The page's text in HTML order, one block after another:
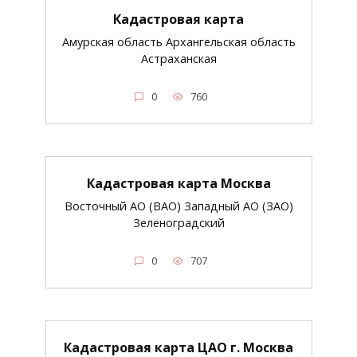
Кадастровая карта
Амурская область Архангельская область
Астраханская
0 760
Кадастровая карта Москва
Восточный АО (ВАО) Западный АО (ЗАО)
Зеленоградский
0 707
Кадастровая карта ЦАО г. Москва